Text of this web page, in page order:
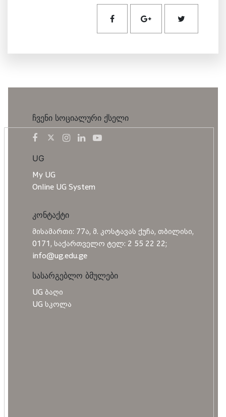
ჩვენი სოციალური ქსელი
UG
My UG
Online UG System
კონტაქტი
მისამართი: 77ა, მ. კოსტავას ქუჩა, თბილისი,
0171, საქართველო ტელ: 2 55 22 22;
info@ug.edu.ge
სასარგებლო ბმულები
UG ბაღი
UG სკოლა